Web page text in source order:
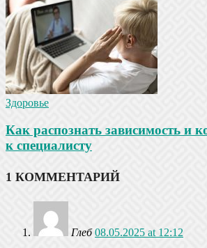
Здоровье
Как распознать зависимость и
к специалисту
1 КОММЕНТАРИЙ
Глеб 08.05.2025 at 12:12